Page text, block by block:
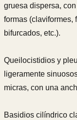
gruesa dispersa,
formas (claviformes,
bifurcados, etc.).
Queilocistidios y
ligeramente
micras, con una
Basidios cilíndrico